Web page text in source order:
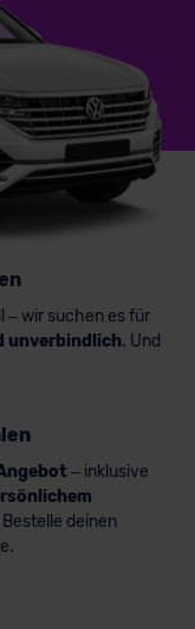
– wir suchen es für
unverbindlich. Und
– inklusive
deinen